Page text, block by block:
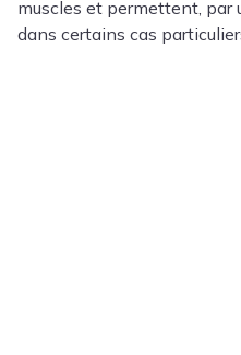
muscles et permettent, par
dans certains cas